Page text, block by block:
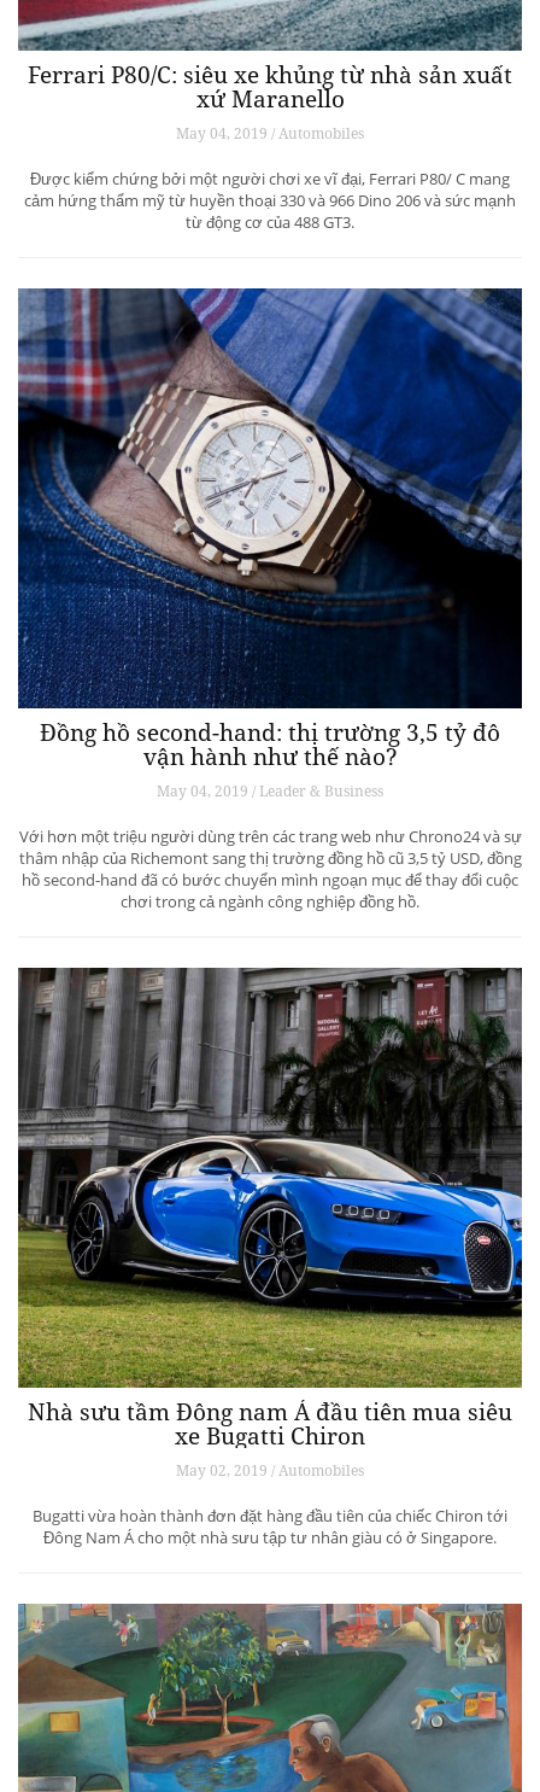
Ferrari P80/C: siêu xe khủng từ ​​nhà sản xuất
xứ Maranello
May 04, 2019 / Automobiles
Được kiểm chứng bởi một người chơi xe vĩ đại, Ferrari P80/ C mang
cảm hứng thẩm mỹ từ huyền thoại 330 và 966 Dino 206 và sức mạnh
từ động cơ của 488 GT3.
Đồng hồ second-hand: thị trường 3,5 tỷ đô
vận hành như thế nào?
May 04, 2019 / Leader & Business
Với hơn một triệu người dùng trên các trang web như Chrono24 và sự
thâm nhập của Richemont sang thị trường đồng hồ cũ 3,5 tỷ USD, đồng
hồ second-hand đã có bước chuyển mình ngoạn mục để thay đổi cuộc
chơi trong cả ngành công nghiệp đồng hồ.
Nhà sưu tầm Đông nam Á đầu tiên mua siêu
xe Bugatti Chiron
May 02, 2019 / Automobiles
Bugatti vừa hoàn thành đơn đặt hàng đầu tiên của chiếc Chiron tới
Đông Nam Á cho một nhà sưu tập tư nhân giàu có ở Singapore.